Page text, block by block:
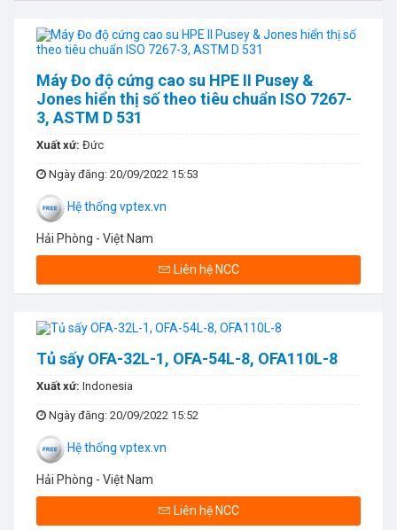
Máy Đo độ cứng cao su HPE II Pusey &
Jones hiển thị số theo tiêu chuẩn ISO 7267-
3, ASTM D 531
Xuất xứ: Đức
Ngày đăng: 20/09/2022 15:53
Hệ thống vptex.vn
Hải Phòng - Việt Nam
Liên hệ NCC
Tủ sấy OFA-32L-1, OFA-54L-8, OFA110L-8
Xuất xứ: Indonesia
Ngày đăng: 20/09/2022 15:52
Hệ thống vptex.vn
Hải Phòng - Việt Nam
Liên hệ NCC